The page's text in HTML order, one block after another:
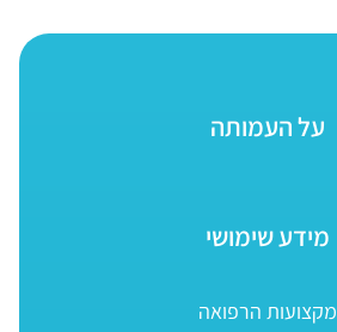
על העמותה
מידע שימושי
מקצועות הרפואה